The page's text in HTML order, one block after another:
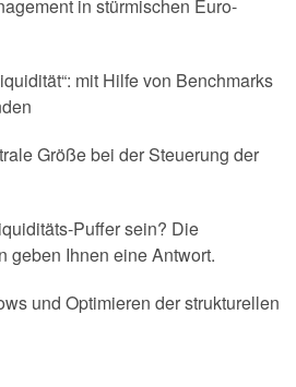
in stürmischen Euro-
mit Hilfe von Benchmarks
Größe bei der Steuerung der
Puffer sein? Die
geben Ihnen eine Antwort.
und Optimieren der strukturellen